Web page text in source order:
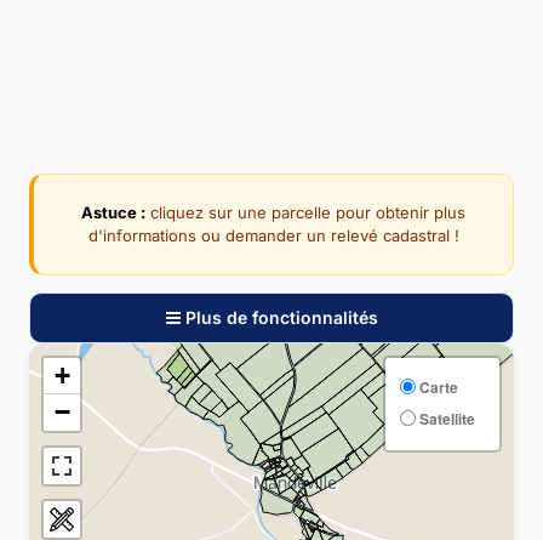
Astuce : cliquez sur une parcelle pour obtenir plus
d'informations ou demander un relevé cadastral !
Plus de fonctionnalités
+
−
Carte
Satellite